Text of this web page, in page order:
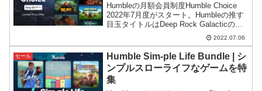
Humbleの月額会員制度Humble Choice
2022年7月度がスタート。Humbleの推す
目玉タイトルはDeep Rock Galacticのよ
うで、Ultimate版へアップグレードする
際に優待価格で行える権利も付属しま
す。
2022.07.06
セール
Humble Sim-ple Life Bundle | シ
ンプルスローライフなゲームを特
集